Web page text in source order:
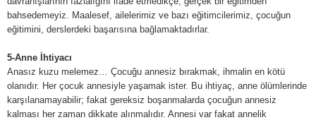
bahsedemeyiz. Maalesef, ailelerimiz ve bazı eğitimcilerimiz, çocuğun
eğitimini, derslerdeki başarısına bağlamaktadırlar.
5-Anne İhtiyacı
Anasız kuzu melemez… Çocuğu annesiz bırakmak, ihmalin en kötü
olanıdır. Her çocuk annesiyle yaşamak ister. Bu ihtiyaç, anne ölümlerinde
karşılanamayabilir; fakat gereksiz boşanmalarda çocuğun annesiz
kalması her zaman dikkate alınmalıdır. Annesi var fakat annelik